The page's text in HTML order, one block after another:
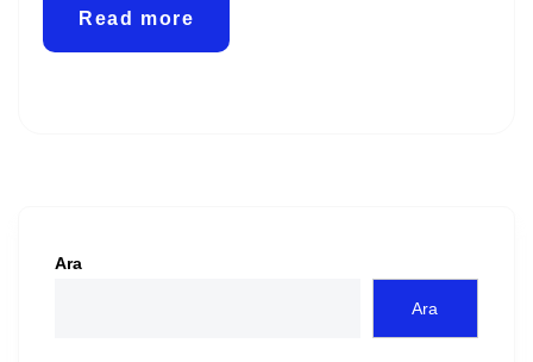
Read more
Ara
Ara